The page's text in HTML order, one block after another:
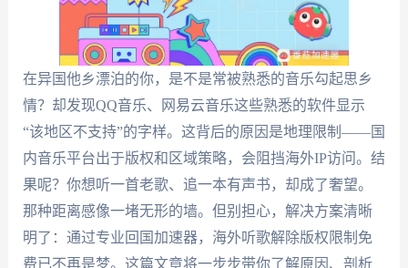
在异国他乡漂泊的你，是不是常被熟悉的音乐勾起思乡
情？却发现QQ音乐、网易云音乐这些熟悉的软件显示
“该地区不支持”的字样。这背后的原因是地理限制——国
内音乐平台出于版权和区域策略，会阻挡海外IP访问。结
果呢？你想听一首老歌、追一本有声书，却成了奢望。
那种距离感像一堵无形的墙。但别担心，解决方案清晰
明了：通过专业回国加速器，海外听歌解除版权限制免
费已不再是梦。这篇文章将一步步带你了解原因、剖析